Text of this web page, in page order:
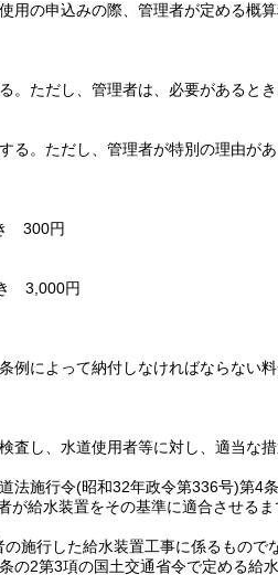
の申込みの際、管理者が定める概
。 ただし、管理者は、必要があると
る。 ただし、管理者が特別の理由が
300円
3,000円
によって納付しなければならない
し、水道使用者等に対し、適当な措
法施行令(昭和32年政令第336号)第4
給水装置をその基準に適合させる
施行した給水装置工事に係るもの
の2第3項の国土交通省令で定める給